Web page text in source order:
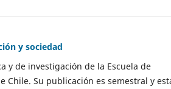
y sociedad
y de investigación de la Escuela de
Chile. Su publicación es semestral y